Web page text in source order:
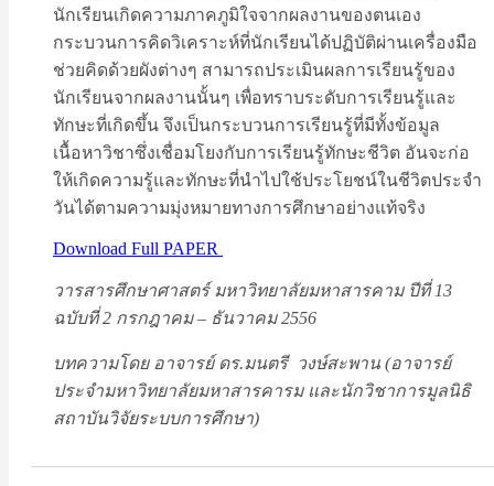
นักเรียนเกิดความภาคภูมิใจจากผลงานของตนเอง
กระบวนการคิดวิเคราะห์ที่นักเรียนได้ปฏิบัติผ่านเครื่องมือ
ช่วยคิดด้วยผังต่างๆ สามารถประเมินผลการเรียนรู้ของ
นักเรียนจากผลงานนั้นๆ เพื่อทราบระดับการเรียนรู้และ
ทักษะที่เกิดขึ้น จึงเป็นกระบวนการเรียนรู้ที่มีทั้งข้อมูล
เนื้อหาวิชาซึ่งเชื่อมโยงกับการเรียนรู้ทักษะชีวิต อันจะก่อ
ให้เกิดความรู้และทักษะที่นำไปใช้ประโยชน์ในชีวิตประจำ
วันได้ตามความมุ่งหมายทางการศึกษาอย่างแท้จริง
Download Full PAPER
วารสารศึกษาศาสตร์ มหาวิทยาลัยมหาสารคาม ปีที่ 13
ฉบับที่ 2 กรกฎาคม – ธันวาคม 2556
บทความโดย อาจารย์ ดร.มนตรี วงษ์สะพาน (อาจารย์
ประจำมหาวิทยาลัยมหาสารคารม และนักวิชาการมูลนิธิ
สถาบันวิจัยระบบการศึกษา)